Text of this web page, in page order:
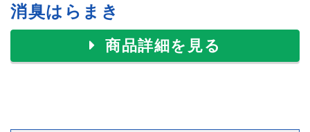
消臭はらまき
商品詳細を見る